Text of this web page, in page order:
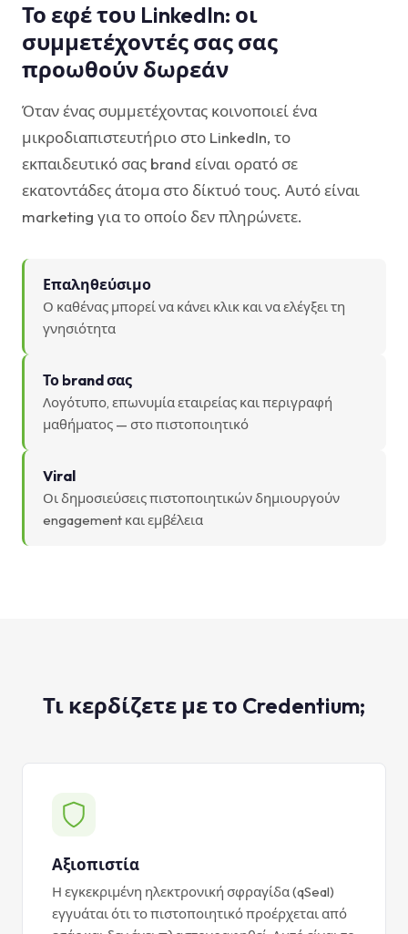
Το εφέ του LinkedIn: οι
συμμετέχοντές σας σας
προωθούν δωρεάν
Όταν ένας συμμετέχοντας κοινοποιεί ένα
μικροδιαπιστευτήριο στο LinkedIn, το
εκπαιδευτικό σας brand είναι ορατό σε
εκατοντάδες άτομα στο δίκτυό τους. Αυτό είναι
marketing για το οποίο δεν πληρώνετε.
Επαληθεύσιμο
Ο καθένας μπορεί να κάνει κλικ και να ελέγξει τη
γνησιότητα
Το brand σας
Λογότυπο, επωνυμία εταιρείας και περιγραφή
μαθήματος — στο πιστοποιητικό
Viral
Οι δημοσιεύσεις πιστοποιητικών δημιουργούν
engagement και εμβέλεια
Τι κερδίζετε με το Credentium;
Αξιοπιστία
Η εγκεκριμένη ηλεκτρονική σφραγίδα (qSeal)
εγγυάται ότι το πιστοποιητικό προέρχεται από